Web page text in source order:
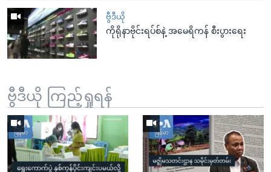
ဗွီဒီယို
ကိုရိုနာဗိုင်းရပ်စ်နဲ့ အမေရိကန် စီးပွားရေး
ဗွီဒီယို ကြည့်ရှုရန်